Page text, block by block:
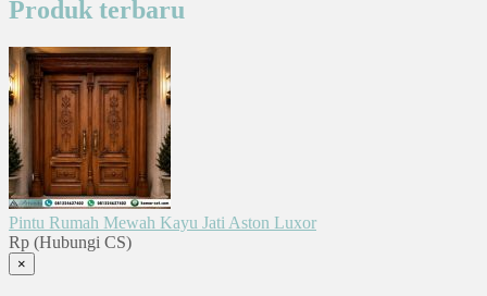
Produk terbaru
Pintu Rumah Mewah Kayu Jati Aston Luxor
Rp (Hubungi CS)
×